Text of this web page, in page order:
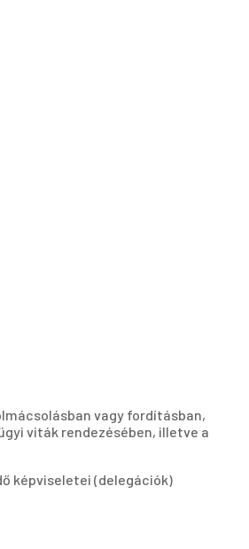
vagy fordításban,
viták rendezésében, illetve a
képviseletei (delegációk)